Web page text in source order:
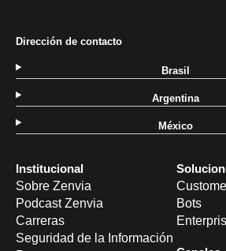
Institucional
Sobre Zenvia
Podcast Zenvia
Carreras
Seguridad de la Información
Bots
Dirección de contacto
Brasil
Argentina
México